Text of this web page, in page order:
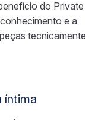
do Private
e a
tecnicamente
íntima